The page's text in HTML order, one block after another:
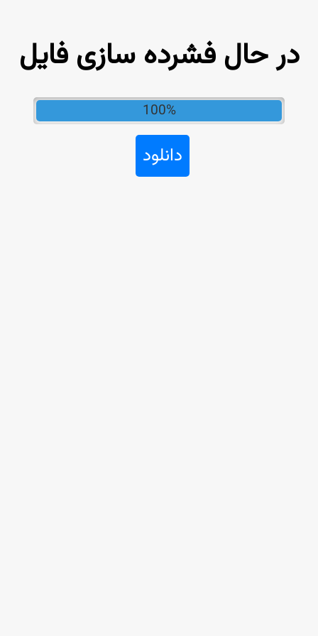
در حال فشرده سازی فایل
100%
دانلود